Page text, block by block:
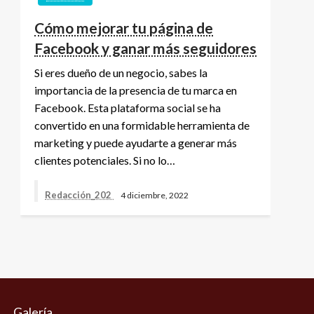
Cómo mejorar tu página de
Facebook y ganar más seguidores
Si eres dueño de un negocio, sabes la
importancia de la presencia de tu marca en
Facebook. Esta plataforma social se ha
convertido en una formidable herramienta de
marketing y puede ayudarte a generar más
clientes potenciales. Si no lo…
Redacción_202 4 diciembre, 2022